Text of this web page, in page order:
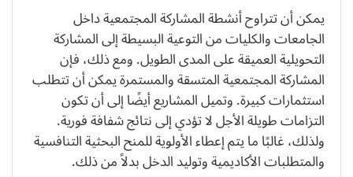
يمكن أن تتراوح أنشطة المشاركة المجتمعية داخل
الجامعات والكليات من التوعية البسيطة إلى المشاركة
التحويلية العميقة على المدى الطويل. ومع ذلك، فإن
المشاركة المجتمعية المتسقة والمستمرة يمكن أن تتطلب
استثمارات كبيرة. وتميل المشاريع أيضًا إلى أن تكون
التزامات طويلة الأجل لا تؤدي إلى نتائج شفافة فورية.
ولذلك، غالبًا ما يتم إعطاء الأولوية للمنح البحثية التنافسية
والمتطلبات الأكاديمية وتوليد الدخل بدلاً من ذلك.